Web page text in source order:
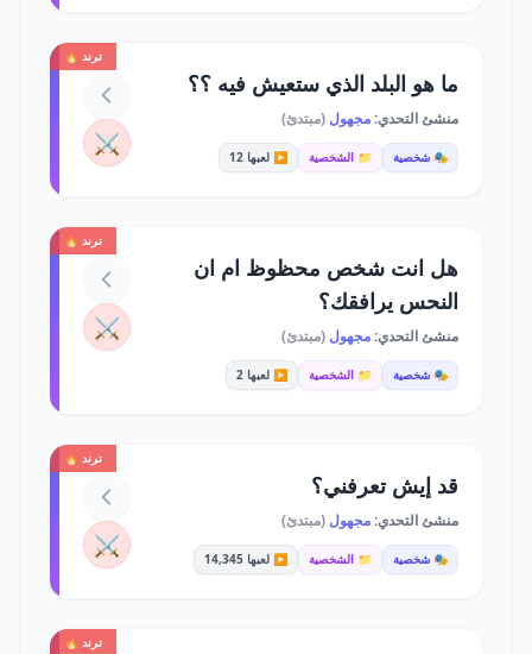
ترند 🔥
ما هو البلد الذي ستعيش فيه ؟؟
منشئ التحدي:مجهول (مبتدئ)
🎭 شخصية 📁 الشخصية ▶️ لعبها 12 ⚔️
ترند 🔥
هل انت شخص محظوظ ام ان
النحس يرافقك؟
منشئ التحدي:مجهول (مبتدئ)
🎭 شخصية 📁 الشخصية ▶️ لعبها 2
⚔️
ترند 🔥
قد إيش تعرفني؟
منشئ التحدي:مجهول (مبتدئ)
🎭 شخصية 📁 الشخصية ▶️ لعبها 14,345 ⚔️
ترند 🔥